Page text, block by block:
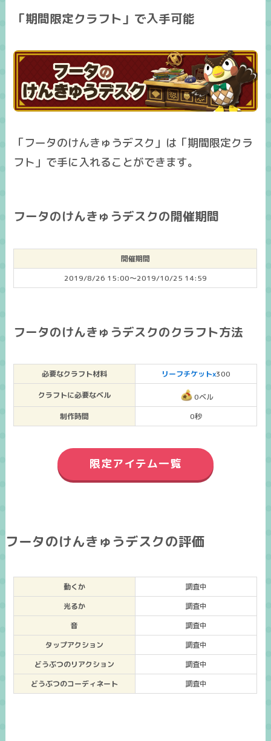
「期間限定クラフト」で入手可能
「フータのけんきゅうデスク」は「期間限定クラ
フト」で手に入れることができます。
フータのけんきゅうデスクの開催期間
開催期間
2019/8/26 15:00～2019/10/25 14:59
フータのけんきゅうデスクのクラフト方法
必要なクラフト材料 リーフチケットx300
クラフトに必要なベル
0ベル
制作時間
0秒
限定アイテム一覧
フータのけんきゅうデスクの評価
動くか
調査中
光るか
調査中
音
調査中
タップアクション
調査中
どうぶつのリアクション
調査中
どうぶつのコーディネート
調査中